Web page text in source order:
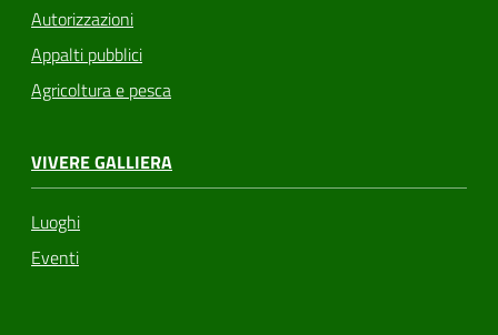
Autorizzazioni
Appalti pubblici
Agricoltura e pesca
VIVERE GALLIERA
Luoghi
Eventi